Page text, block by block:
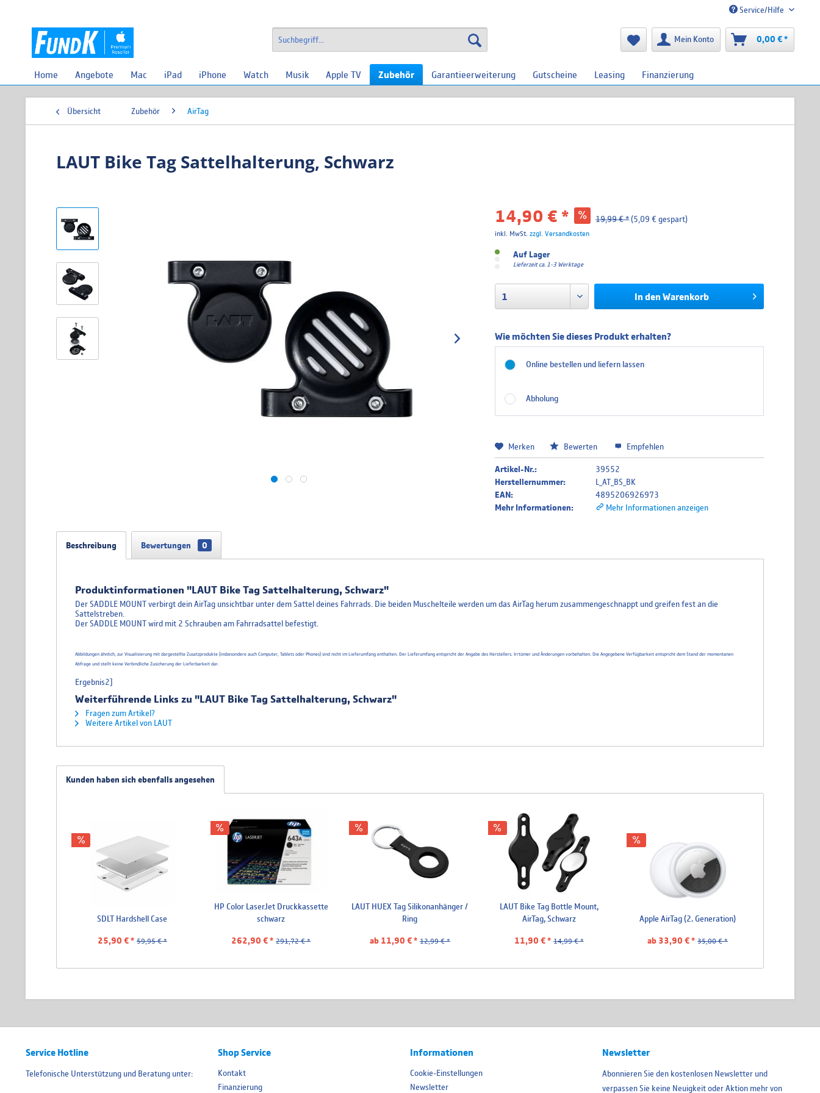
Service/Hilfe
Mein Konto 0,00 € *
Home Angebote Mac iPad iPhone Watch Musik Apple TV Zubehör Garantieerweiterung Gutscheine Leasing Finanzierung
Übersicht Zubehör AirTag
LAUT Bike Tag Sattelhalterung, Schwarz
14,90 € * 19,99 € *(5,09 € gespart)
inkl. MwSt.zzgl. Versandkosten
Auf Lager
Lieferzeit ca. 1-3 Werktage
In den Warenkorb
Wie möchten Sie dieses Produkt erhalten?
Online bestellen und liefern lassen
Abholung
Merken Bewerten Empfehlen
Artikel-Nr.:
39552
Herstellernummer:
L_AT_BS_BK
EAN:
4895206926973
Mehr Informationen:
Mehr Informationen anzeigen
Beschreibung Bewertungen 0
Produktinformationen "LAUT Bike Tag Sattelhalterung, Schwarz"
Der SADDLE MOUNT verbirgt dein AirTag unsichtbar unter dem Sattel deines Fahrrads. Die beiden Muschelteile werden um das AirTag herum zusammengeschnappt und greifen fest an die
Sattelstreben.
Der SADDLE MOUNT wird mit 2 Schrauben am Fahrradsattel befestigt.
Abbildungen ähnlich, zur Visualisierung mit dargestellte Zusatzprodukte (insbesondere auch Computer, Tablets oder Phones) sind nicht im Lieferumfang enthalten. Der Lieferumfang entspricht der Angabe des Herstellers. Irrtümer und Änderungen vorbehalten. Die Angegebene Verfügbarkeit entspricht dem Stand der momentanen
Abfrage und stellt keine Verbindliche Zusicherung der Lieferbarkeit dar.
Ergebnis2}
Weiterführende Links zu "LAUT Bike Tag Sattelhalterung, Schwarz"
Fragen zum Artikel?
Weitere Artikel von LAUT
Kunden haben sich ebenfalls angesehen
SDLT Hardshell Case
25,90 € * 59,95 € *
HP Color LaserJet Druckkassette
schwarz
262,90 € * 291,72 € *
LAUT HUEX Tag Silikonanhänger /
Ring
ab 11,90 € * 12,99 € *
LAUT Bike Tag Bottle Mount,
AirTag, Schwarz
11,90 € * 14,99 € *
Apple AirTag (2. Generation)
ab 33,90 € * 35,00 € *
Service Hotline
Telefonische Unterstützung und Beratung unter:
Shop Service
Kontakt
Finanzierung
Informationen
Cookie-Einstellungen
Newsletter
Newsletter
Abonnieren Sie den kostenlosen Newsletter und
verpassen Sie keine Neuigkeit oder Aktion mehr von